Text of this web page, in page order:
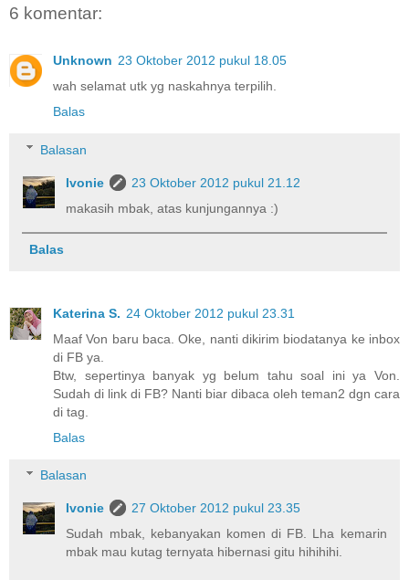
6 komentar:
Unknown 23 Oktober 2012 pukul 18.05
wah selamat utk yg naskahnya terpilih.
Balas
Balasan
Ivonie
23 Oktober 2012 pukul 21.12
makasih mbak, atas kunjungannya :)
Balas
Katerina S. 24 Oktober 2012 pukul 23.31
Maaf Von baru baca. Oke, nanti dikirim biodatanya ke inbox
di FB ya.
Btw, sepertinya banyak yg belum tahu soal ini ya Von.
Sudah di link di FB? Nanti biar dibaca oleh teman2 dgn cara
di tag.
Balas
Balasan
Ivonie
27 Oktober 2012 pukul 23.35
Sudah mbak, kebanyakan komen di FB. Lha kemarin
mbak mau kutag ternyata hibernasi gitu hihihihi.